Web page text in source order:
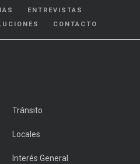
ENTREVISTAS
CONTACTO
Tránsito
Locales
Interés General